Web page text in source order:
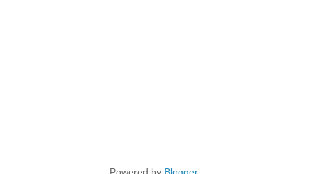
Powered by Blogger.